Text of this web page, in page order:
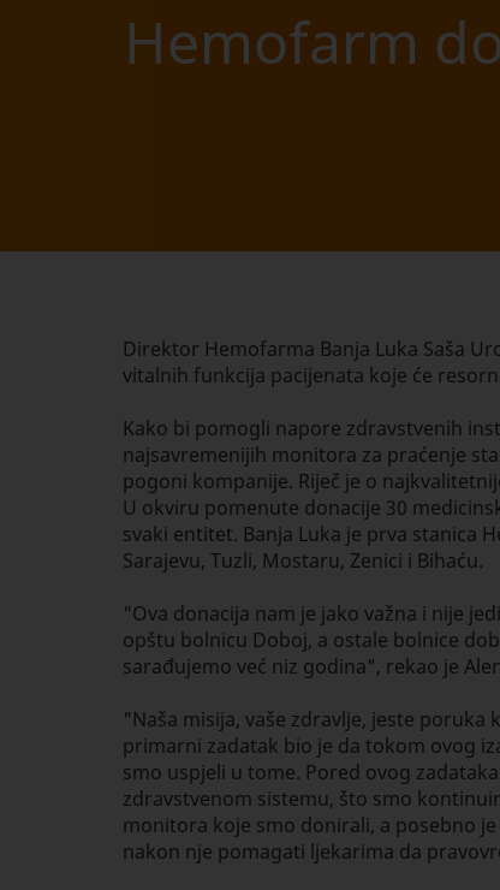
Hemofarm
Direktor Hemofarma Banja Luka Saša
vitalnih funkcija pacijenata koje će
Kako bi pomogli napore zdravstvenih
najsavremenijih monitora za praćenje
pogoni kompanije. Riječ je o
U okviru pomenute donacije 30
svaki entitet. Banja Luka je prva
Sarajevu, Tuzli, Mostaru, Zenici i Bihaću.
"Ova donacija nam je jako važna i nije
opštu bolnicu Doboj, a ostale bolnice
sarađujemo već niz godina", rekao je
"Naša misija, vaše zdravlje, jeste
primarni zadatak bio je da tokom ovog
smo uspjeli u tome. Pored ovog
zdravstvenom sistemu, što smo
monitora koje smo donirali, a posebno
nakon nje pomagati ljekarima da